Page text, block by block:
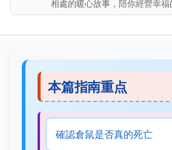
相處的暖心故事，陪你經營幸福
本篇指南重点
確認倉鼠是否真的死亡